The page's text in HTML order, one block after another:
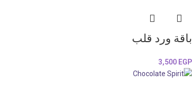
باقة ورد قلب
3,500 EGP